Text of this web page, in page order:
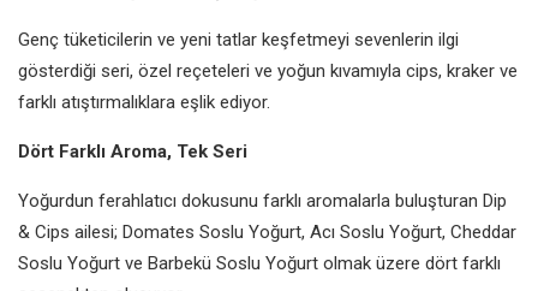
Genç tüketicilerin ve yeni tatlar keşfetmeyi sevenlerin ilgi
gösterdiği seri, özel reçeteleri ve yoğun kıvamıyla cips, kraker ve
farklı atıştırmalıklara eşlik ediyor.
Dört Farklı Aroma, Tek Seri
Yoğurdun ferahlatıcı dokusunu farklı aromalarla buluşturan Dip
& Cips ailesi; Domates Soslu Yoğurt, Acı Soslu Yoğurt, Cheddar
Soslu Yoğurt ve Barbekü Soslu Yoğurt olmak üzere dört farklı